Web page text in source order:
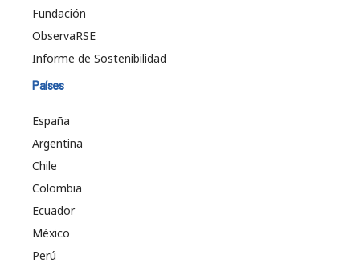
Fundación
ObservaRSE
Informe de Sostenibilidad
Países
España
Argentina
Chile
Colombia
Ecuador
México
Perú